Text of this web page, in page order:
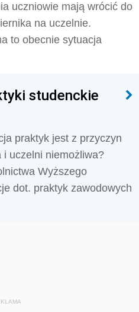
uczniowie mają wrócić do
na uczelnie.
to obecnie sytuacja
studenckie
praktyk jest z przyczyn
i uczelni niemożliwa?
Wyższego
dot. praktyk zawodowych